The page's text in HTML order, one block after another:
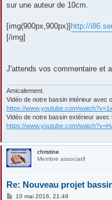
sur une auteur de 10cm.
[img(900px,900px)] http://
[/img]
J'attends vos commentaire et
Amicalement.
Vidéo de notre bassin intérieur avec
https://www.youtube.com/
Vidéo de notre bassin extérieur avec
https://www.youtube.com/
christine
Membre associatif
Re: Nouveau projet
M10 mai 2016, 21:49